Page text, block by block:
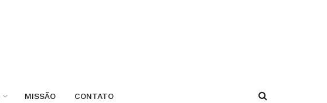
MISSÃO CONTATO